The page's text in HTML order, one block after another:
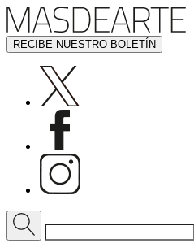
RECIBE NUESTRO BOLETÍN